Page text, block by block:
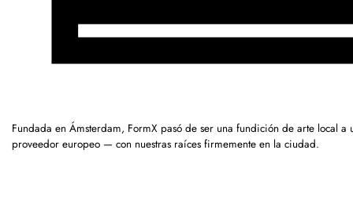
Fundada en Ámsterdam, FormX pasó de ser una fundición de arte local a
proveedor europeo — con nuestras raíces firmemente en la ciudad.